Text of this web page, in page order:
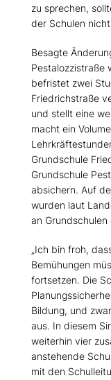
zu sprechen,
der Schulen
Besagte
Pestalozzistraße
befristet zwei
Friedrichstraße
und stellt eine
macht ein
Grundschule
Grundschule
absichern. Auf
wurden laut
an Grundschulen
Ich bin froh,
Bemühungen
fortsetzen. Die
Bildung, und
aus. In diesem
weiterhin vier
anstehende
mit den